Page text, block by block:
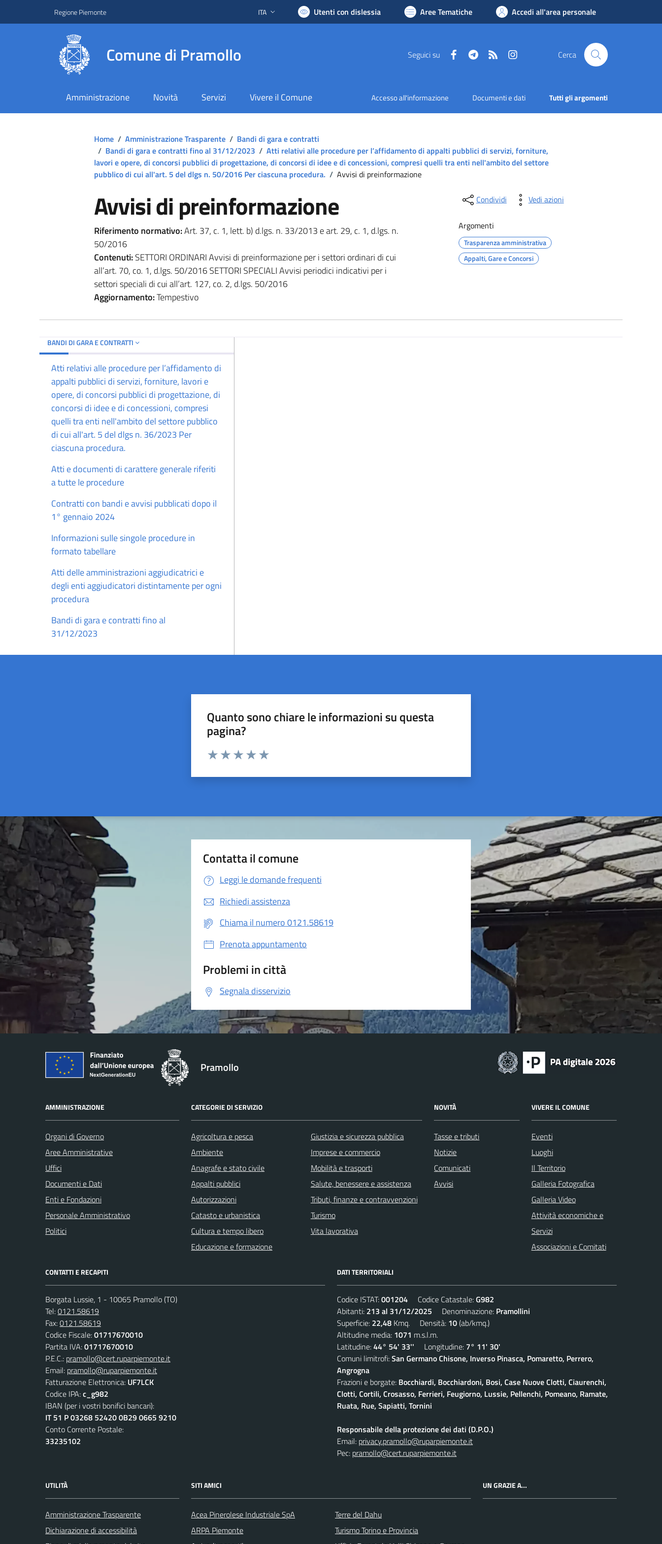
Regione Piemonte Lingua attiva:
ITA Utenti con dislessia Aree Tematiche Accedi all'area personale
Comune di Pramollo Seguici su FacebookTelegramRSS Cerca
Amministrazione Novità Servizi Vivere il Comune Accesso all'informazione Documenti e dati Tutti gli argomenti
Home / Amministrazione Trasparente / Bandi di gara e contratti
/ Bandi di gara e contratti fino al 31/12/2023 / Atti relativi alle procedure per l’affidamento di appalti pubblici di servizi, forniture,
lavori e opere, di concorsi pubblici di progettazione, di concorsi di idee e di concessioni, compresi quelli tra enti nell'ambito del settore
pubblico di cui all'art. 5 del dlgs n. 50/2016 Per ciascuna procedura. / Avvisi di preinformazione
Avvisi di preinformazione
Riferimento normativo:Art. 37, c. 1, lett. b) d.lgs. n. 33/2013 e art. 29, c. 1, d.lgs. n.
50/2016
Contenuti:SETTORI ORDINARI Avvisi di preinformazione per i settori ordinari di cui
all’art. 70, co. 1, d.lgs. 50/2016 SETTORI SPECIALI Avvisi periodici indicativi per i
settori speciali di cui all’art. 127, co. 2, d.lgs. 50/2016
Aggiornamento:Tempestivo
Condividi Vedi azioni
Argomenti
Trasparenza amministrativa
Appalti, Gare e Concorsi
BANDI DI GARA E CONTRATTI
Atti relativi alle procedure per l’affidamento di
appalti pubblici di servizi, forniture, lavori e
opere, di concorsi pubblici di progettazione, di
concorsi di idee e di concessioni, compresi
quelli tra enti nell'ambito del settore pubblico
di cui all'art. 5 del dlgs n. 36/2023 Per
ciascuna procedura.
Atti e documenti di carattere generale riferiti
a tutte le procedure
Contratti con bandi e avvisi pubblicati dopo il
1° gennaio 2024
Informazioni sulle singole procedure in
formato tabellare
Atti delle amministrazioni aggiudicatrici e
degli enti aggiudicatori distintamente per ogni
procedura
Bandi di gara e contratti fino al
31/12/2023
Quanto sono chiare le informazioni su questa
pagina?
Valuta da 1 a 5 stelle la pagina
Contatta il comune
Leggi le domande frequenti
Richiedi assistenza
Chiama il numero 0121.58619
Prenota appuntamento
Problemi in città
Segnala disservizio
Pramollo
AMMINISTRAZIONE
Organi di Governo
Aree Amministrative
Uffici
Documenti e Dati
Enti e Fondazioni
Personale Amministrativo
Politici
CATEGORIE DI SERVIZIO
Agricoltura e pesca
Ambiente
Anagrafe e stato civile
Appalti pubblici
Autorizzazioni
Catasto e urbanistica
Cultura e tempo libero
Educazione e formazione
Giustizia e sicurezza pubblica
Imprese e commercio
Mobilità e trasporti
Salute, benessere e assistenza
Tributi, finanze e contravvenzioni
Turismo
Vita lavorativa
NOVITÀ
Tasse e tributi
Notizie
Comunicati
Avvisi
VIVERE IL COMUNE
Eventi
Luoghi
Il Territorio
Galleria Fotografica
Galleria Video
Attività economiche e
Servizi
Associazioni e Comitati
CONTATTI E RECAPITI
Borgata Lussie, 1 - 10065 Pramollo (TO)
Tel:0121.58619
Fax:0121.58619
Codice Fiscale:01717670010
Partita IVA:01717670010
P.E.C.: pramollo@cert.ruparpiemonte.it
Email: pramollo@ruparpiemonte.it
Fatturazione Elettronica: UF7LCK
Codice IPA:c_g982
IBAN (per i vostri bonifici bancari):
IT 51 P 03268 52420 0B29 0665 9210
Conto Corrente Postale:
33235102
DATI TERRITORIALI
Codice ISTAT:001204 Codice Catastale:G982
Abitanti: 213 al 31/12/2025 Denominazione: Pramollini
Superficie: 22,48 Kmq. Densità: 10(ab/kmq.)
Altitudine media: 1071 m.s.l.m.
Latitudine:44° 54' 33'' Longitudine: 7° 11' 30'
Comuni limitrofi:San Germano Chisone, Inverso Pinasca, Pomaretto, Perrero,
Angrogna
Frazioni e borgate: Bocchiardi, Bocchiardoni, Bosi, Case Nuove Clotti, Ciaurenchi,
Clotti, Cortili, Crosasso, Ferrieri, Feugiorno, Lussie, Pellenchi, Pomeano, Ramate,
Ruata, Rue, Sapiatti, Tornini
Responsabile della protezione dei dati (D.P.O.)
Email: privacy.pramollo@ruparpiemonte.it
Pec: pramollo@cert.ruparpiemonte.it
UTILITÀ
Amministrazione Trasparente
Dichiarazione di accessibilità
SITI AMICI
Acea Pinerolese Industriale SpA
ARPA Piemonte
Terre del Dahu
Turismo Torino e Provincia
UN GRAZIE A...